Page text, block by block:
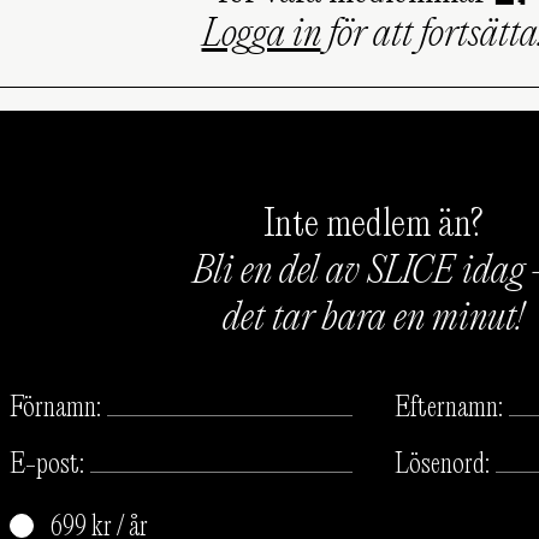
Logga inför att
Inte medlem än?
Bli en del av SLICE idag
det tar bara en minut!
Förnamn:
Efternamn:
E-post:
Lösenord:
699 kr / år